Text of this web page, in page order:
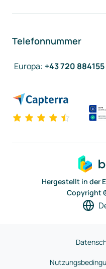
Telefonnummer
Europa: +43 720 884155
Hergestellt in der
Copyright